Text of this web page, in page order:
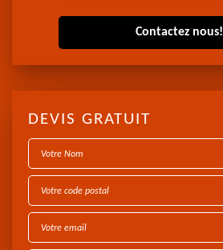
Contactez nous!
DEVIS GRATUIT